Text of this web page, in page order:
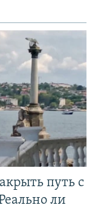
путь с
ли